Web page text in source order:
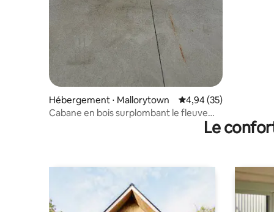
Hébergement ⋅ Mallorytown Évaluation moyenne
4,94 (35)
Cabane en bois surplombant le fleuve
Le